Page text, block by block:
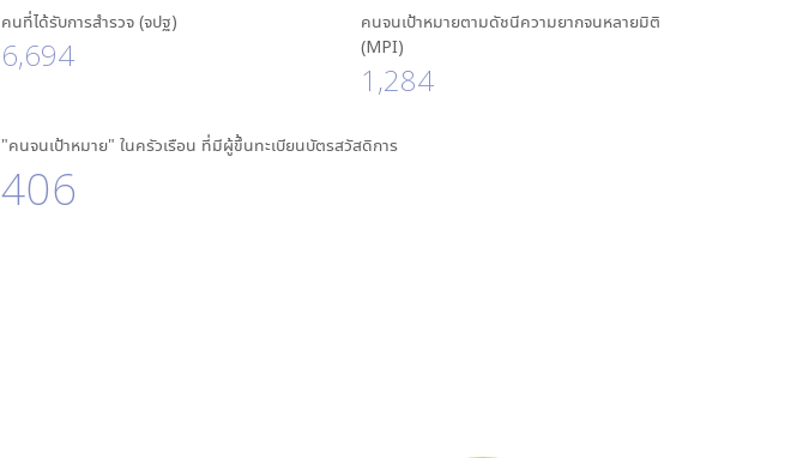
คนที่ได้รับการสำรวจ (จปฐ)
6,694
คนจนเป้าหมายตามดัชนีความยากจนหลายมิติ
(MPI)
1,284
"คนจนเป้าหมาย" ในครัวเรือน ที่มีผู้ขึ้นทะเบียนบัตรสวัสดิการ
406